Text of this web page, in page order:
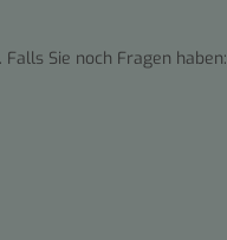
Sie noch Fragen haben: